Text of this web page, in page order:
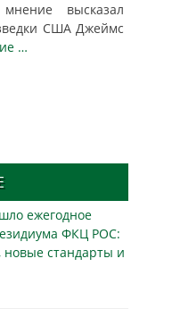
высказал
США Джеймс
…
ежегодное
ФКЦ РОС:
новые стандарты и